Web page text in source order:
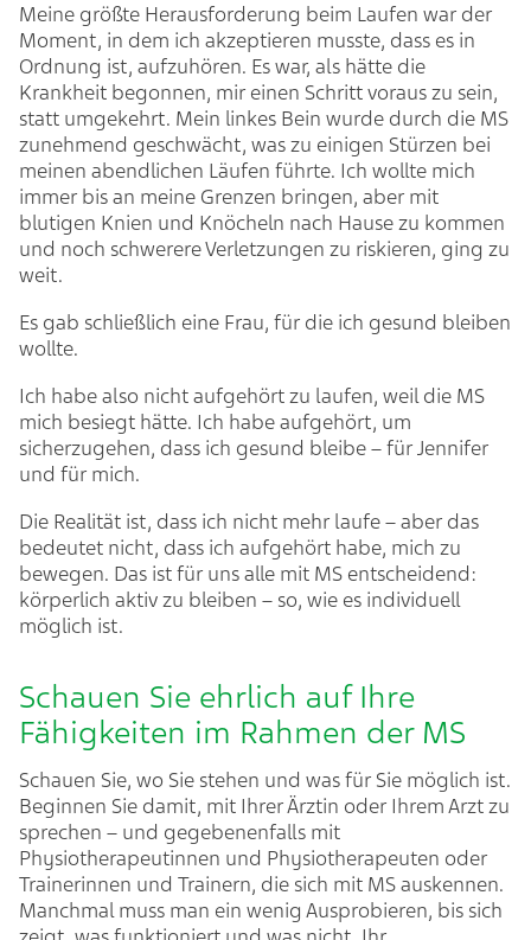
Meine größte Herausforderung beim Laufen war der
Moment, in dem ich akzeptieren musste, dass es in
Ordnung ist, aufzuhören. Es war, als hätte die
Krankheit begonnen, mir einen Schritt voraus zu sein,
statt umgekehrt. Mein linkes Bein wurde durch die MS
zunehmend geschwächt, was zu einigen Stürzen bei
meinen abendlichen Läufen führte. Ich wollte mich
immer bis an meine Grenzen bringen, aber mit
blutigen Knien und Knöcheln nach Hause zu kommen
und noch schwerere Verletzungen zu riskieren, ging zu
weit.
Es gab schließlich eine Frau, für die ich gesund bleiben
wollte.
Ich habe also nicht aufgehört zu laufen, weil die MS
mich besiegt hätte. Ich habe aufgehört, um
sicherzugehen, dass ich gesund bleibe – für Jennifer
und für mich.
Die Realität ist, dass ich nicht mehr laufe – aber das
bedeutet nicht, dass ich aufgehört habe, mich zu
bewegen. Das ist für uns alle mit MS entscheidend:
körperlich aktiv zu bleiben – so, wie es individuell
möglich ist.
Schauen Sie ehrlich auf Ihre
Fähigkeiten im Rahmen der MS
Schauen Sie, wo Sie stehen und was für Sie möglich ist.
Beginnen Sie damit, mit Ihrer Ärztin oder Ihrem Arzt zu
sprechen – und gegebenenfalls mit
Physiotherapeutinnen und Physiotherapeuten oder
Trainerinnen und Trainern, die sich mit MS auskennen.
Manchmal muss man ein wenig Ausprobieren, bis sich